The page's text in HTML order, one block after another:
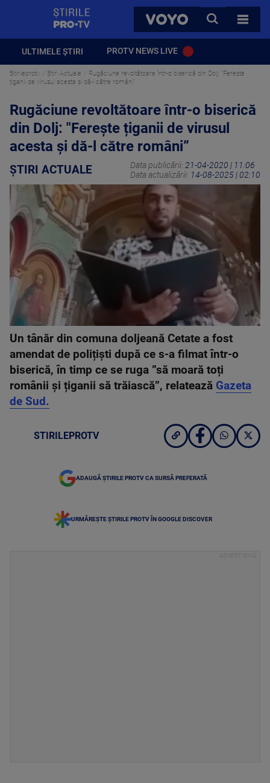
VOYO
CAUTA
TOATE
ULTIMELE ȘTIRI PROTV NEWS LIVE
Stirileprotv Știri Actuale
Rugăciune revoltătoare într-o biserică din Dolj: "Ferește
țiganii de virusul acesta și dă-l către români”
Rugăciune revoltătoare într-o biserică
din Dolj: "Ferește țiganii de virusul
acesta și dă-l către români”
ȘTIRI ACTUALE Data publicării: 21-04-2020 | 11:06
Data actualizării: 14-08-2025 | 02:10
Un tânăr din comuna doljeană Cetate a fost
amendat de polițiști după ce s-a filmat într-o
biserică, în timp ce se ruga ”să moară toți
românii și țiganii să trăiască”, relatează Gazeta
de Sud.
STIRILEPROTV
ADAUGĂ ȘTIRILE PROTV CA SURSĂ PREFERATĂ
URMĂREȘTE ȘTIRILE PROTV ÎN GOOGLE DISCOVER